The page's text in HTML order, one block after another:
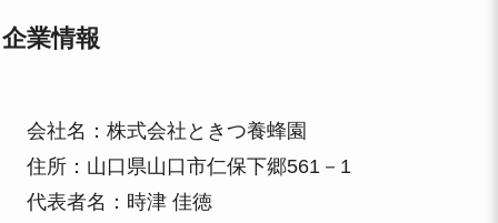
企業情報
会社名：株式会社ときつ養蜂園
住所：山口県山口市仁保下郷561－1
代表者名：時津 佳徳